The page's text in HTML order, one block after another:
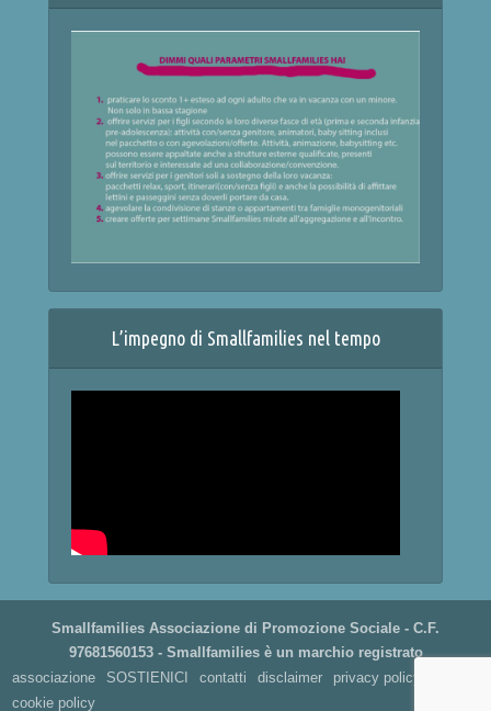
L’impegno di Smallfamilies nel tempo
Smallfamilies Associazione di Promozione Sociale - C.F.
97681560153 - Smallfamilies è un marchio registrato
associazione
SOSTIENICI contatti disclaimer
privacy policy
cookie policy